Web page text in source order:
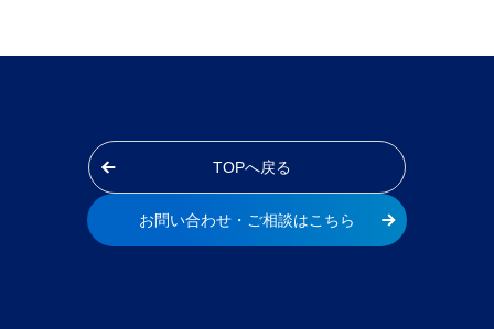
TOPへ戻る
お問い合わせ・ご相談はこちら